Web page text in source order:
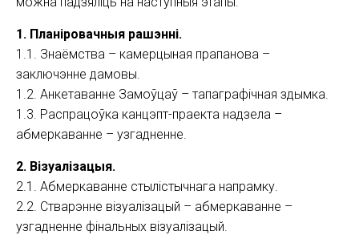
1. Планіровачныя рашэнні.
1.1. Знаёмства – камерцыная прапанова –
заключэнне дамовы.
1.2. Анкетаванне Замоўцаў – тапаграфічная здымка.
1.3. Распрацоўка канцэпт-праекта надзела –
абмеркаванне – узгадненне.
2. Візуалізацыя.
2.1. Абмеркаванне стылістычнага напрамку.
2.2. Стварэнне візуалізацый – абмеркаванне –
узгадненне фінальных візуалізацый.